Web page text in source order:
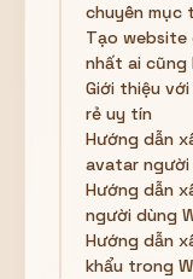
chuyên mục
Tạo website
nhất ai cũng
Giới thiệu
rẻ uy tín
Hướng dẫn
avatar người
Hướng dẫn
người dùng
Hướng dẫn
khẩu trong